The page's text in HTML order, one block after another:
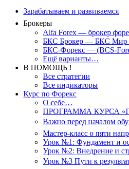
Зарабатываем и развиваемся
Брокеры
Alfa Forex — брокер
БКС Брокер — БКС Мир
БКС-Форекс — (BCS-
Ещё варианты…
В ПОМОЩЬ !
Все стратегии
Все индикаторы
Курс по Форекс
О себе…
ПРОГРАММА КУРСА
Важно перед началом
Мастер-класс о пяти
Урок №1: Фундамент и
Урок №2: Внедрение и
Урок №3 Пути к